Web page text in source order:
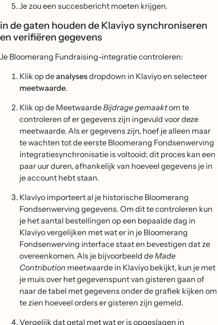
Je zou een succesbericht moeten krijgen.
in de gaten houden de Klaviyo synchroniseren
en verifiëren gegevens
Je Bloomerang Fundraising-integratie controleren:
Klik op deanalysesdropdown in Klaviyo en selecteer
meetwaarde.
Klik op de MeetwaardeBijdrage gemaaktom te
controleren of er gegevens zijn ingevuld voor deze
meetwaarde. Als er gegevens zijn, hoef je alleen maar
te wachten tot de eerste Bloomerang Fondsenwerving
integratiesynchronisatie is voltooid; dit proces kan een
paar uur duren, afhankelijk van hoeveel gegevens je in
je account hebt staan.
Klaviyo importeert al je historische Bloomerang
Fondsenwerving gegevens. Om dit te controleren kun
je het aantal bestellingen op een bepaalde dag in
Klaviyo vergelijken met wat er in je Bloomerang
Fondsenwerving interface staat en bevestigen dat ze
overeenkomen. Als je bijvoorbeeld deMade
Contribution meetwaarde in Klaviyo bekijkt, kun je met
je muis over het gegevenspunt van gisteren gaan of
naar de tabel met gegevens onder de grafiek kijken om
te zien hoeveel orders er gisteren zijn gemeld.
Vergelijk dat getal met wat er is opgeslagen in